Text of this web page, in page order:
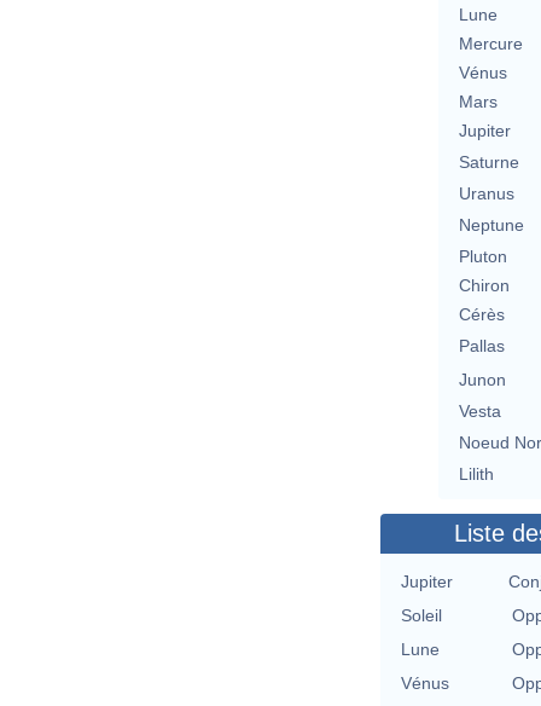
Lune
Mercure
Vénus
Mars
Jupiter
Saturne
Uranus
Neptune
Pluton
Chiron
Cérès
Pallas
Junon
Vesta
Noeud
Lilith
Liste
Jupiter
Soleil
Lune
Vénus